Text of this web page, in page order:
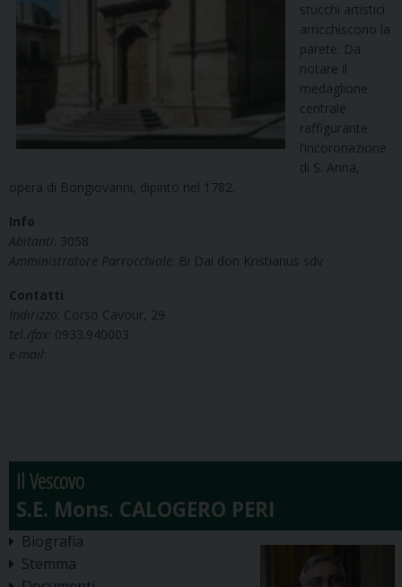
stucchi artistici
arricchiscono la
parete. Da
notare il
medaglione
centrale
raffigurante
l’incoronazione
di S. Anna,
opera di Bongiovanni, dipinto nel 1782.
Info
Abitanti : 3058
Amministratore Parrocchiale : Bi Dai don Kristianus sdv
Contatti
Indirizzo : Corso Cavour, 29
tel./fax : 0933.940003
e-mail
Il Vescovo
Biografia
Stemma